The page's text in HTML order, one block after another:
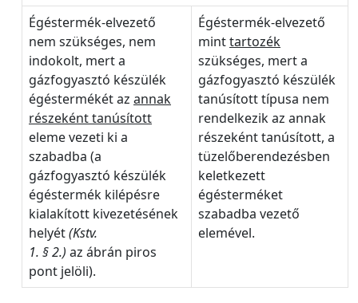
Égéstermék-elvezető
nem szükséges, nem
indokolt, mert a
gázfogyasztó készülék
égéstermékét az annak
részeként tanúsított
eleme vezeti ki a
szabadba (a
gázfogyasztó készülék
égéstermék kilépésre
kialakított kivezetésének
helyét(Kstv.
1. § 2.) az ábrán piros
pont jelöli).
Égéstermék-elvezető
minttartozék
szükséges, mert a
gázfogyasztó készülék
tanúsított típusa nem
rendelkezik az annak
részeként tanúsított, a
tüzelőberendezésben
keletkezett
égésterméket
szabadba vezető
elemével.